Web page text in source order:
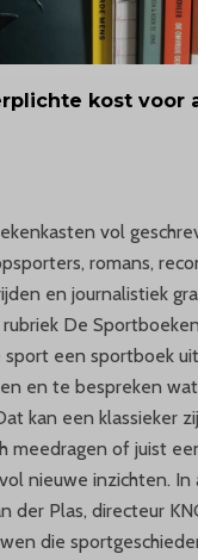
kost voor
vol
romans,
en journalistiek
De
een sportboek
en te bespreken
kan een klassieker
meedragen of juist
nieuwe inzichten. In
der Plas, directeur
die